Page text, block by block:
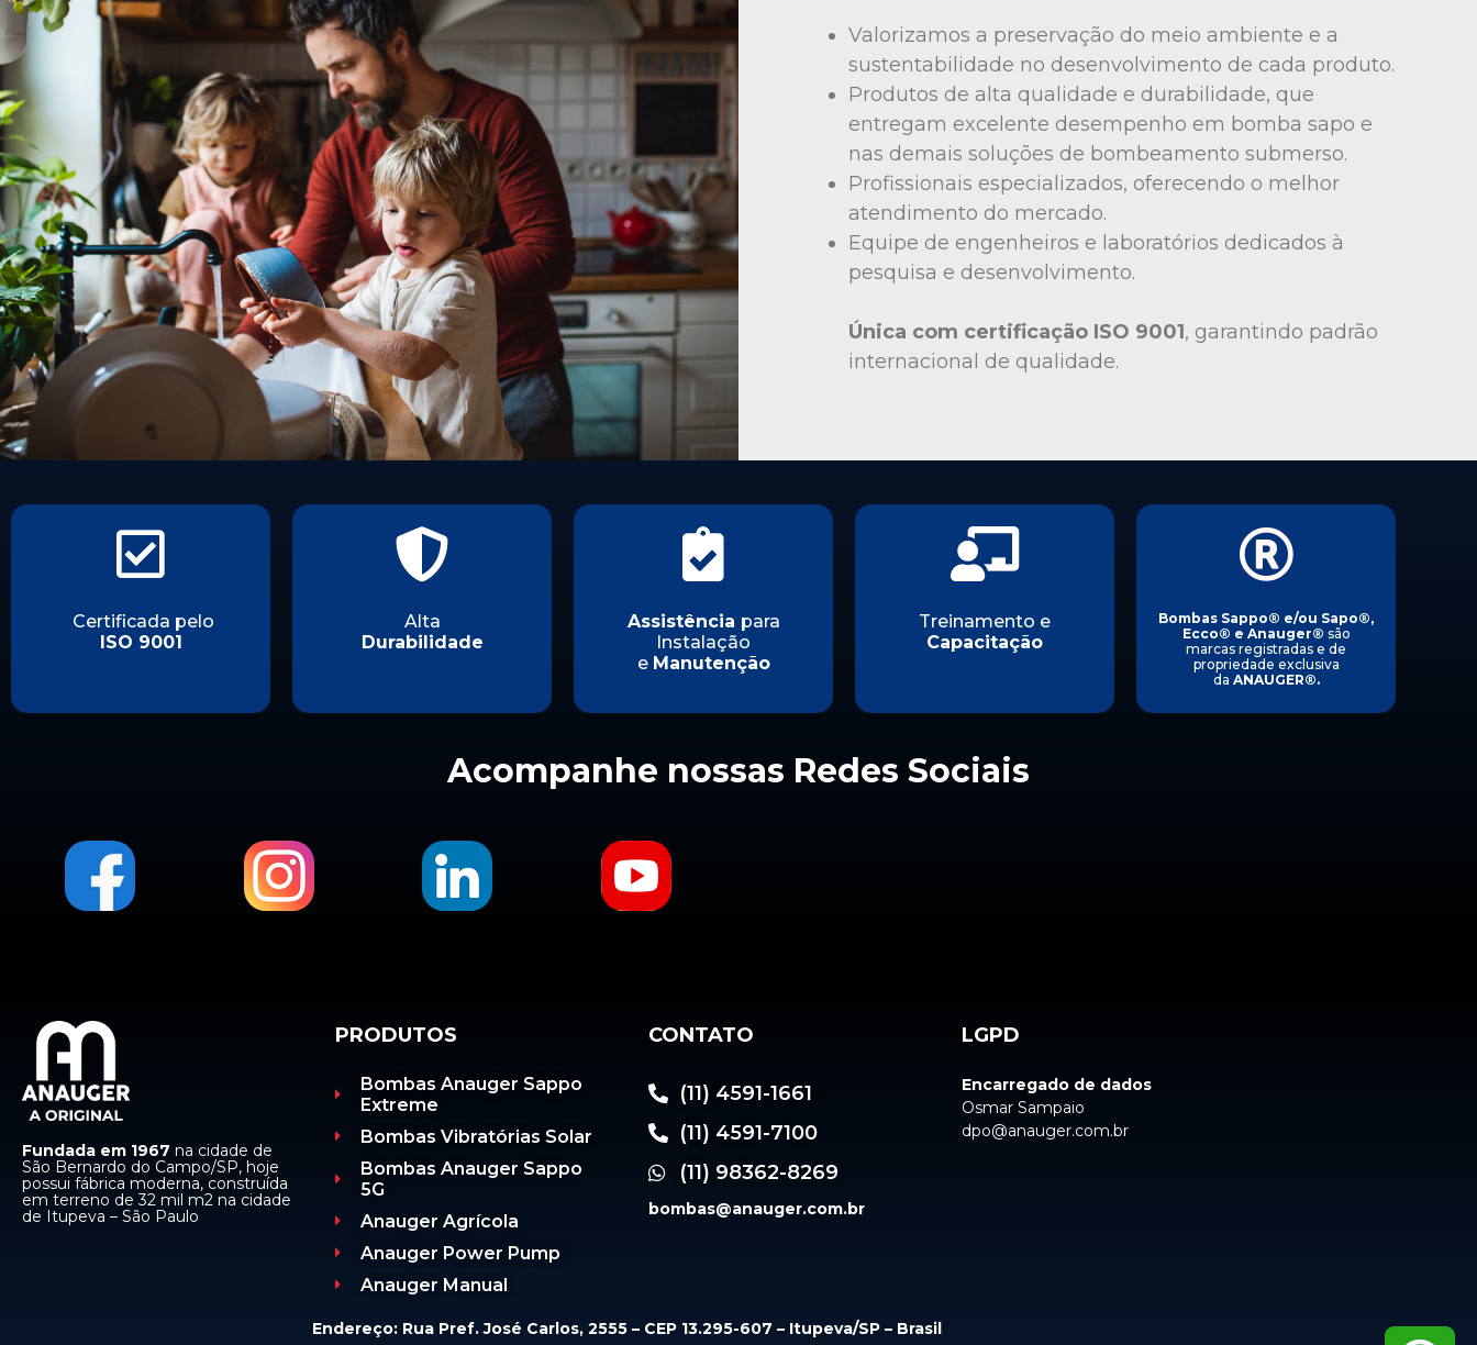
Valorizamos a preservação do meio ambiente e a
sustentabilidade no desenvolvimento de cada produto.
Produtos de alta qualidade e durabilidade, que
entregam excelente desempenho em bomba sapo e
nas demais soluções de bombeamento submerso.
Profissionais especializados, oferecendo o melhor
atendimento do mercado.
Equipe de engenheiros e laboratórios dedicados à
pesquisa e desenvolvimento.
Única com certificação ISO 9001, garantindo padrão
internacional de qualidade.
Certificada pelo
ISO 9001
Alta
Durabilidade
Assistência para
Instalação
e Manutenção
Treinamento e
Capacitação
Bombas Sappo® e/ou Sapo®,
Ecco® e Anauger® são
marcas registradas e de
propriedade exclusiva
da ANAUGER®.
Acompanhe nossas Redes Sociais
Fundada em 1967 na cidade de
São Bernardo do Campo/SP, hoje
possui fábrica moderna, construída
em terreno de 32 mil m2 na cidade
de Itupeva – São Paulo
PRODUTOS
Bombas Anauger Sappo
Extreme
Bombas Vibratórias Solar
Bombas Anauger Sappo
5G
Anauger Agrícola
Anauger Power Pump
Anauger Manual
CONTATO
(11) 4591-1661
(11) 4591-7100
(11) 98362-8269
bombas@anauger.com.br
LGPD
Encarregado de dados
Osmar Sampaio
dpo@anauger.com.br
Endereço: Rua Pref. José Carlos, 2555 – CEP 13.295-607 – Itupeva/SP – Brasil